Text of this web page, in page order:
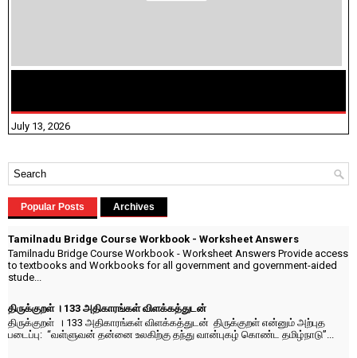
July 13, 2026
Popular Posts Archives
Tamilnadu Bridge Course Workbook - Worksheet Answers
Tamilnadu Bridge Course Workbook - Worksheet Answers Provide access
to textbooks and Workbooks for all government and government-aided
stude...
திருக்குறள் । 133 அதிகாரங்கள் விளக்கத்துடன்
திருக்குறள் । 133 அதிகாரங்கள் விளக்கத்துடன் திருக்குறள் என்னும் அற்புத
படைப்பு: “வள்ளுவன் தன்னை உலகிற்கு தந்து வான்புகழ் கொண்ட தமிழ்நாடு”...